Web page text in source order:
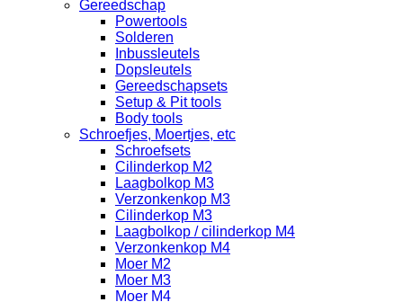
Gereedschap
Powertools
Solderen
Inbussleutels
Dopsleutels
Gereedschapsets
Setup & Pit tools
Body tools
Schroefjes, Moertjes, etc
Schroefsets
Cilinderkop M2
Laagbolkop M3
Verzonkenkop M3
Cilinderkop M3
Laagbolkop / cilinderkop M4
Verzonkenkop M4
Moer M2
Moer M3
Moer M4